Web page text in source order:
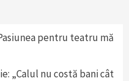
pentru teatru mă
„Calul nu costă bani cât